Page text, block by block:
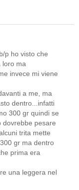
p ho visto che
loro ma
invece mi viene
a me, ma
dentro...infatti
300 gr quindi se
dovrebbe pesare
trita mette
gr ma dentro
prima era
una leggera nel